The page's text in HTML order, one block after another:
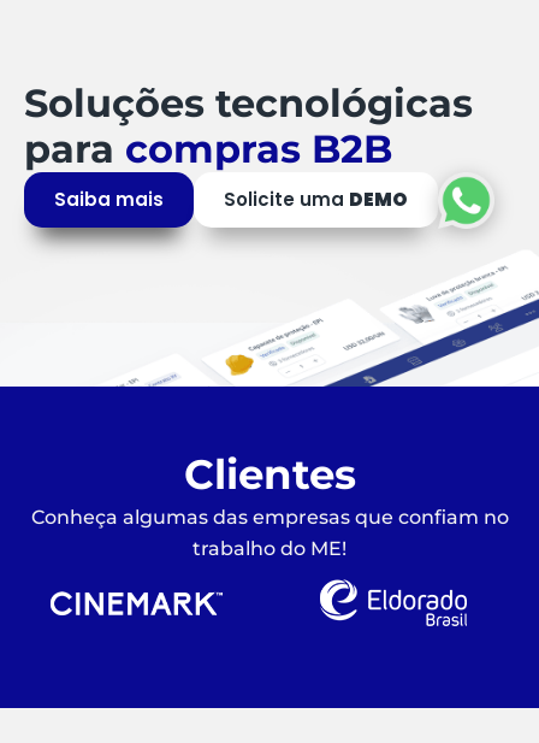
Soluções tecnológicas
para compras B2B
Saiba mais Solicite uma DEMO
Clientes
Conheça algumas das empresas que confiam no
trabalho do ME!